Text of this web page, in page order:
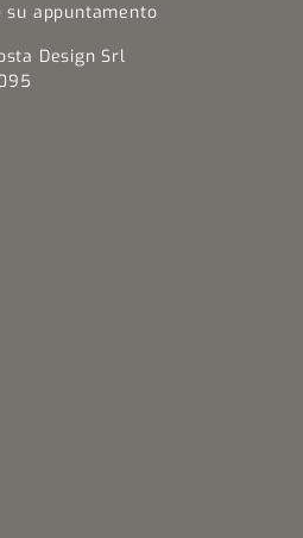
su appuntamento
Design Srl